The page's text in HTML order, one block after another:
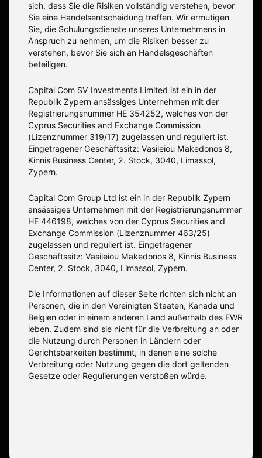
sich, dass Sie die Risiken vollständig verstehen, bevor
Sie eine Handelsentscheidung treffen. Wir ermutigen
Sie, die Schulungsdienste unseres Unternehmens in
Anspruch zu nehmen, um die Risiken besser zu
verstehen, bevor Sie sich an Handelsgeschäften
beteiligen.
Capital Com SV Investments Limited ist ein in der
Republik Zypern ansässiges Unternehmen mit der
Registrierungsnummer HE 354252, welches von der
Cyprus Securities and Exchange Commission
(Lizenznummer 319/17) zugelassen und reguliert ist.
Eingetragener Geschäftssitz: Vasileiou Makedonos 8,
Kinnis Business Center, 2. Stock, 3040, Limassol,
Zypern.
Capital Com Group Ltd ist ein in der Republik Zypern
ansässiges Unternehmen mit der Registrierungsnummer
ΗΕ 446198, welches von der Cyprus Securities and
Exchange Commission (Lizenznummer 463/25)
zugelassen und reguliert ist. Eingetragener
Geschäftssitz: Vasileiou Makedonos 8, Kinnis Business
Center, 2. Stock, 3040, Limassol, Zypern.
Die Informationen auf dieser Seite richten sich nicht an
Personen, die in den Vereinigten Staaten, Kanada und
Belgien oder in einem anderen Land außerhalb des EWR
leben. Zudem sind sie nicht für die Verbreitung an oder
die Nutzung durch Personen in Ländern oder
Gerichtsbarkeiten bestimmt, in denen eine solche
Verbreitung oder Nutzung gegen die dort geltenden
Gesetze oder Regulierungen verstoßen würde.